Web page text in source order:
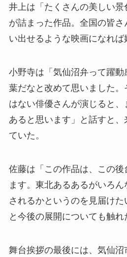
井上は「たくさんの美しい
が詰まった作品。全国の皆
い出せるような映画になれば
小野寺は「気仙沼弁って躍
葉だなと改めて思いました
はない俳優さんが演じると
あると思います」と話すと
ていた。
佐藤は「この作品は、この
ます。東北あるあるがいろ
されるかというのを見届けた
と今後の展開についても触れ
舞台挨拶の最後には、気仙